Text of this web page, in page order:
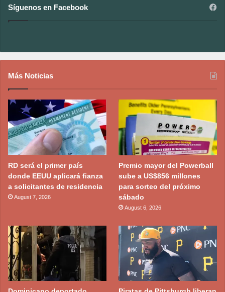
Síguenos en Facebook
Más Noticias
RD será el primer país
donde EEUU aplicará fianza
a solicitantes de residencia
August 7, 2026
Premio mayor del Powerball
sube a US$856 millones
para sorteo del próximo
sábado
August 6, 2026